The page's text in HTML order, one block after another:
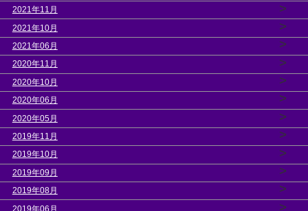
2021年11月 >
2021年10月 >
2021年06月 >
2020年11月 >
2020年10月 >
2020年06月 >
2020年05月 >
2019年11月 >
2019年10月 >
2019年09月 >
2019年08月 >
2019年06月 >